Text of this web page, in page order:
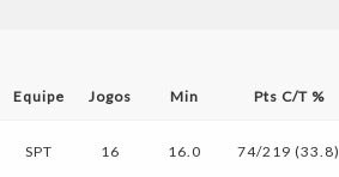
Equipe Jogos Min Pts C/T %
SPT 16 16.0 74/219 (33.8)